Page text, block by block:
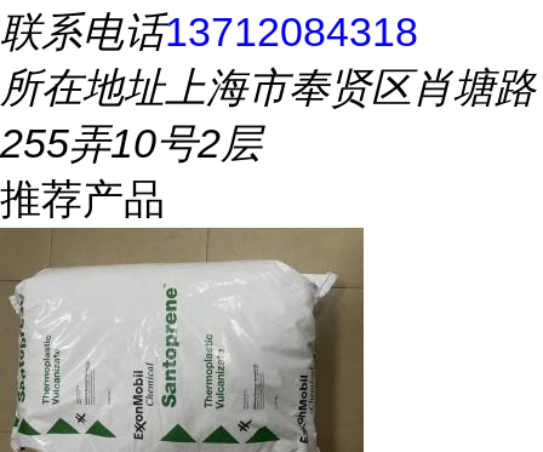
联系电话13712084318
所在地址上海市奉贤区肖塘路
255弄10号2层
推荐产品